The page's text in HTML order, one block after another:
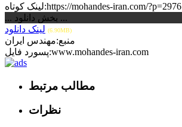
لینک کوتاه:https://mohandes-iran.com/?p=2976
... بخش دانلود ...
لینک دانلود
(6.90MB)
منبع:مهندس ایران
پسورد فایل:www.mohandes-iran.com
مطالب مرتبط
نظرات